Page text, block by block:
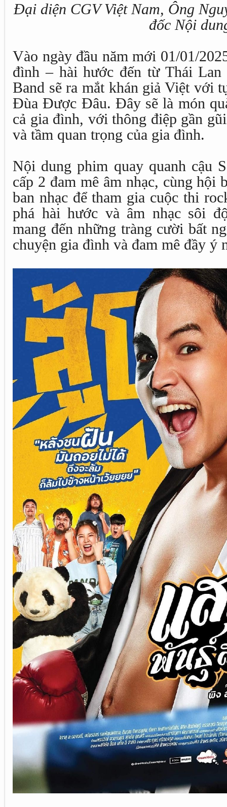
Đại diện CGV Việt Nam, Ông
đốc Nội
Vào ngày đầu năm mới 01/01/
đình – hài hước đến từ Thái
Band sẽ ra mắt khán giả Việt với
Đùa Được Đâu. Đây sẽ là món
cả gia đình, với thông điệp gần
và tầm quan trọng của gia đình.
Nội dung phim quay quanh cậu
cấp 2 đam mê âm nhạc, cùng hội
ban nhạc để tham gia cuộc thi
phá hài hước và âm nhạc sôi
mang đến những tràng cười bất
chuyện gia đình và đam mê đầy